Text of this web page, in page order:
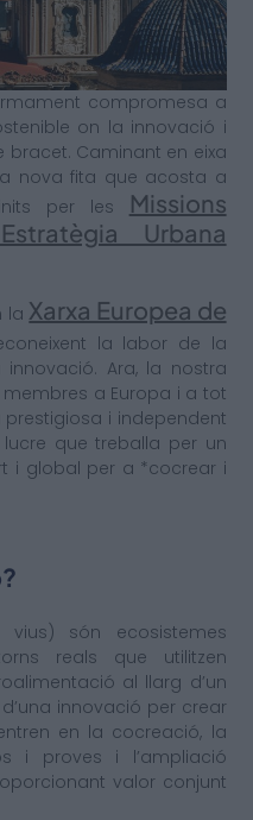
compromesa a
on la innovació i
bracet. Caminant en eixa
nova fita que acosta a
per les
Missions
Urbana
la Xarxa Europea de
la labor de la
Ara, la nostra
a Europa i a tot
i independent
que treballa per un
i global per a *cocrear i
vius) són ecosistemes
reals que utilitzen
al llarg d’un
innovació per crear
en la cocreació, la
i proves i l’ampliació
valor conjunt